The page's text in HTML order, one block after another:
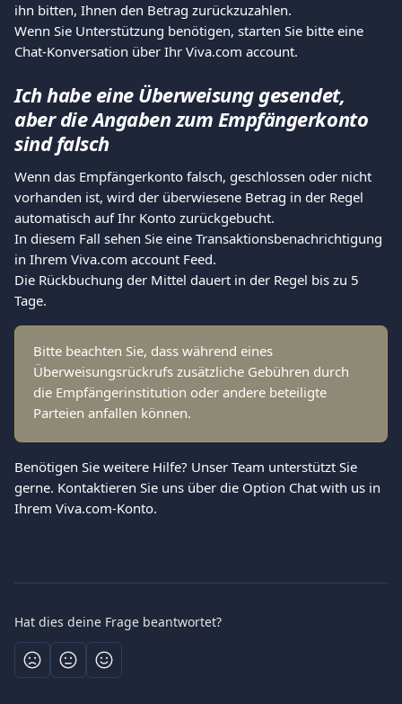
ihn bitten, Ihnen den Betrag zurückzuzahlen.
Wenn Sie Unterstützung benötigen, starten Sie bitte eine
Chat-Konversation über Ihr Viva.com account.
Ich habe eine Überweisung gesendet,
aber die Angaben zum Empfängerkonto
sind falsch
Wenn das Empfängerkonto falsch, geschlossen oder nicht
vorhanden ist, wird der überwiesene Betrag in der Regel
automatisch auf Ihr Konto zurückgebucht.
In diesem Fall sehen Sie eine Transaktionsbenachrichtigung
in Ihrem Viva.com account Feed.
Die Rückbuchung der Mittel dauert in der Regel bis zu 5
Tage.
Bitte beachten Sie, dass während eines
Überweisungsrückrufs zusätzliche Gebühren durch
die Empfängerinstitution oder andere beteiligte
Parteien anfallen können.
Benötigen Sie weitere Hilfe? Unser Team unterstützt Sie
gerne. Kontaktieren Sie uns über die Option Chat with us in
Ihrem Viva.com-Konto.
Hat dies deine Frage beantwortet?